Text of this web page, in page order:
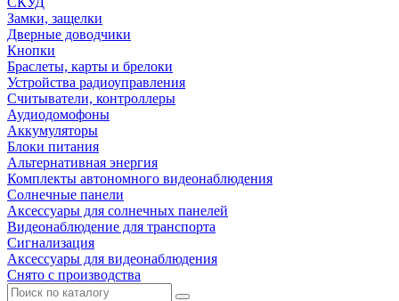
Замки, защелки
Дверные доводчики
Кнопки
Браслеты, карты и брелоки
Устройства радиоуправления
Считыватели, контроллеры
Аудиодомофоны
Аккумуляторы
Блоки питания
Альтернативная энергия
Комплекты автономного видеонаблюдения
Солнечные панели
Аксессуары для солнечных панелей
Видеонаблюдение для транспорта
Сигнализация
Аксессуары для видеонаблюдения
Снято с производства